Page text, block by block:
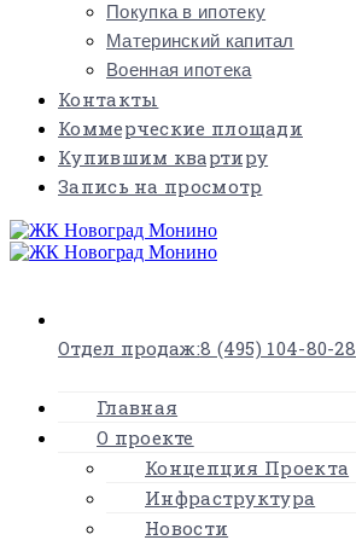
Покупка в ипотеку
Материнский капитал
Военная ипотека
Контакты
Коммерческие площади
Купившим квартиру
Запись на просмотр
Отдел продаж:8 (495) 104-80-28
Главная
О проекте
Концепция Проекта
Инфраструктура
Новости